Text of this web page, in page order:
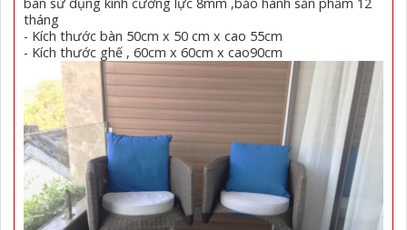
tháng
- Kích thước bàn 50cm x 50 cm x cao 55cm
- Kích thước ghế , 60cm x 60cm x cao90cm